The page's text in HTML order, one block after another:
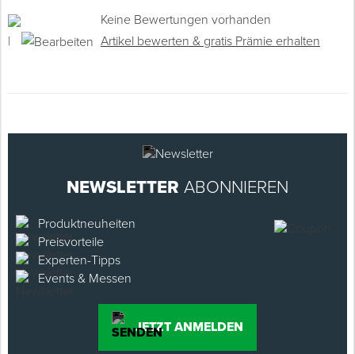
Keine Bewertungen vorhanden
|
Artikel bewerten & gratis Prämie erhalten
NEWSLETTER ABONNIEREN
Produktneuheiten
Preisvorteile
Experten-Tipps
Events & Messen
JETZT ANMELDEN